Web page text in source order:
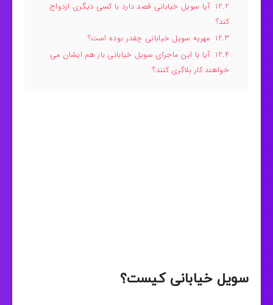
12.2 آیا سویل خیابانی قصد دارد با کسی دیگری ازدواج
کند؟
12.3 مهریه سویل خیابانی چقدر بوده است؟
12.4 آیا با این ماجرای سویل خیابانی باز هم ایشان می
خواهند کار بلاگری کنند؟
سویل خیابانی کیست؟